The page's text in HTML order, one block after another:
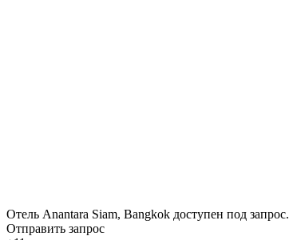
Отель Anantara Siam, Bangkok доступен под запрос.
Отправить запрос